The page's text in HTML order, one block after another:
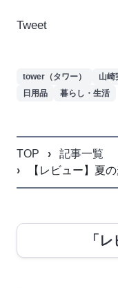
Tweet
tower（タワー） 山崎
日用品
暮らし・生活
TOP
記事一覧
【レビュー】夏
「